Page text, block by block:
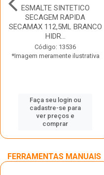
ESMALTE SINTETICO
SECAGEM RAPIDA
SECAMAX 112,5ML BRANCO
HIDR...
Código: 13536
*Imagem meramente ilustrativa
Faça seu login ou
cadastre-se para
ver preços e
comprar
FERRAMENTAS MANUAIS